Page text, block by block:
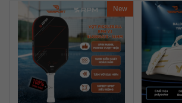
New